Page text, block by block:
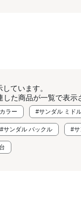
ています。
た商品が一覧で表示
ラー #サンダル ミド
#サンダル バックル #サ